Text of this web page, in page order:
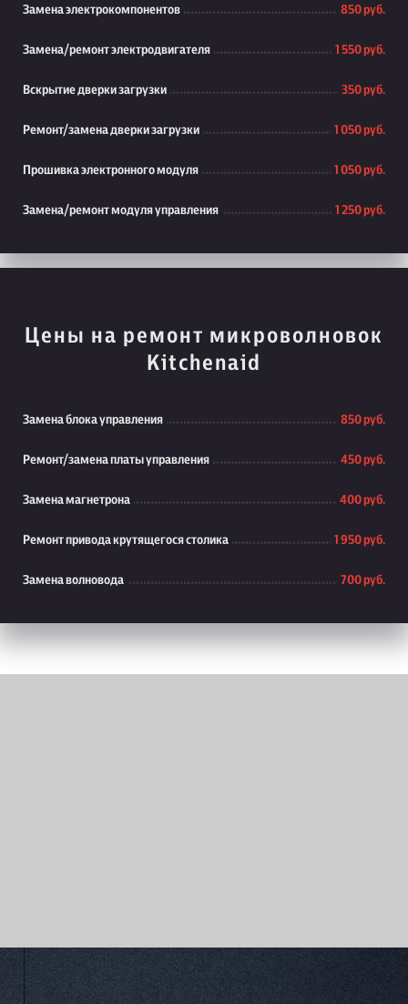
Замена электрокомпонентов 850 руб.
Замена/ремонт электродвигателя 1 550 руб.
Вскрытие дверки загрузки 350 руб.
Ремонт/замена дверки загрузки 1 050 руб.
Прошивка электронного модуля 1 050 руб.
Замена/ремонт модуля управления 1 250 руб.
Цены на ремонт микроволновок
Kitchenaid
Замена блока управления 850 руб.
Ремонт/замена платы управления 450 руб.
Замена магнетрона 400 руб.
Ремонт привода крутящегося столика 1 950 руб.
Замена волновода 700 руб.